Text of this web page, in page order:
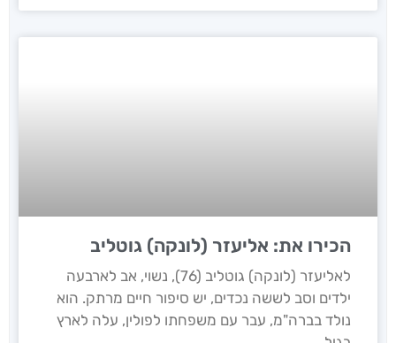
הכירו את: אליעזר (לונקה) גוטליב
לאליעזר (לונקה) גוטליב (76), נשוי, אב לארבעה
ילדים וסב לששה נכדים, יש סיפור חיים מרתק. הוא
נולד בברה"מ, עבר עם משפחתו לפולין, עלה לארץ